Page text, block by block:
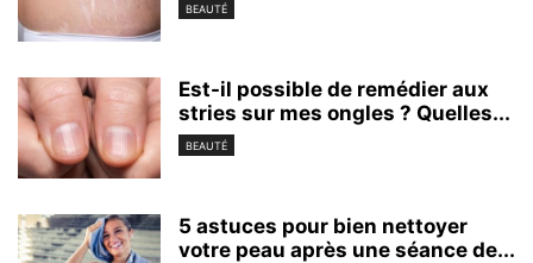
BEAUTÉ
Est-il possible de remédier aux
stries sur mes ongles ? Quelles...
BEAUTÉ
5 astuces pour bien nettoyer
votre peau après une séance de...